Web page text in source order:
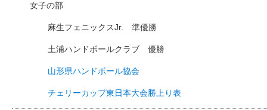
女子の部
麻生フェニックスJr. 準優勝
土浦ハンドボールクラブ 優勝
山形県ハンドボール協会
チェリーカップ東日本大会勝上り表